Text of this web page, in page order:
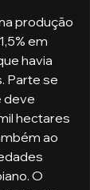
em
havia
Parte se
deve
hectares
ao
O